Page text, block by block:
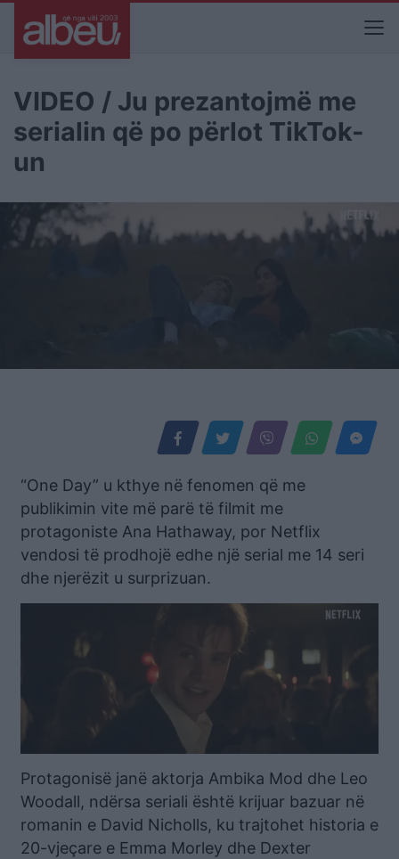
VIDEO / Ju prezantojmë me
serialin që po përlot TikTok-
un
“One Day” u kthye në fenomen që me
publikimin vite më parë të filmit me
protagoniste Ana Hathaway, por Netflix
vendosi të prodhojë edhe një serial me 14 seri
dhe njerëzit u surprizuan.
Protagonisë janë aktorja Ambika Mod dhe Leo
Woodall, ndërsa seriali është krijuar bazuar në
romanin e David Nicholls, ku trajtohet historia e
20-vjeçare e Emma Morley dhe Dexter